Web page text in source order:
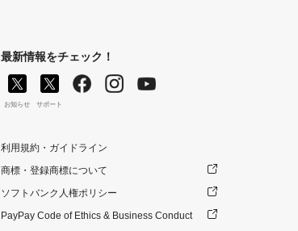
最新情報をチェック！
お知らせ サポート
利用規約・ガイドライン
商標・登録商標について
ソフトバンク人権ポリシー
PayPay Code of Ethics & Business Conduct